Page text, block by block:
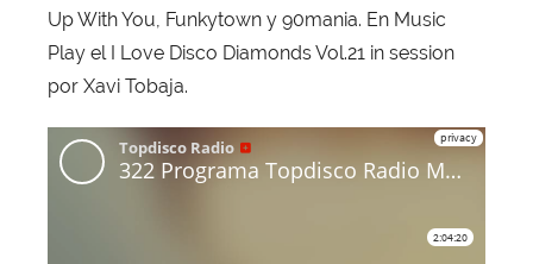
v
i
a
Up With You, Funkytown y 90mania. En Music
Play el I Love Disco Diamonds Vol.21 in session
por Xavi Tobaja.